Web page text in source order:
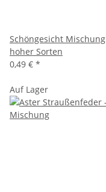
Schöngesicht Mischung
hoher Sorten
0,49 € *
Auf Lager